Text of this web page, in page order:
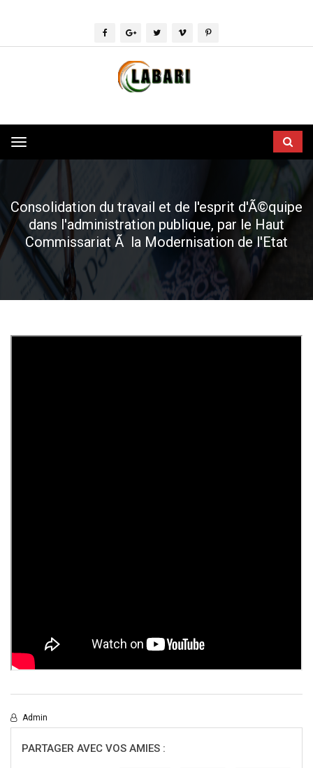
Toggle
navigation
Consolidation du travail et de l'esprit d'Ã©quipe
dans l'administration publique, par le Haut
Commissariat Ã la Modernisation de l'Etat
Admin
PARTAGER AVEC VOS AMIES :